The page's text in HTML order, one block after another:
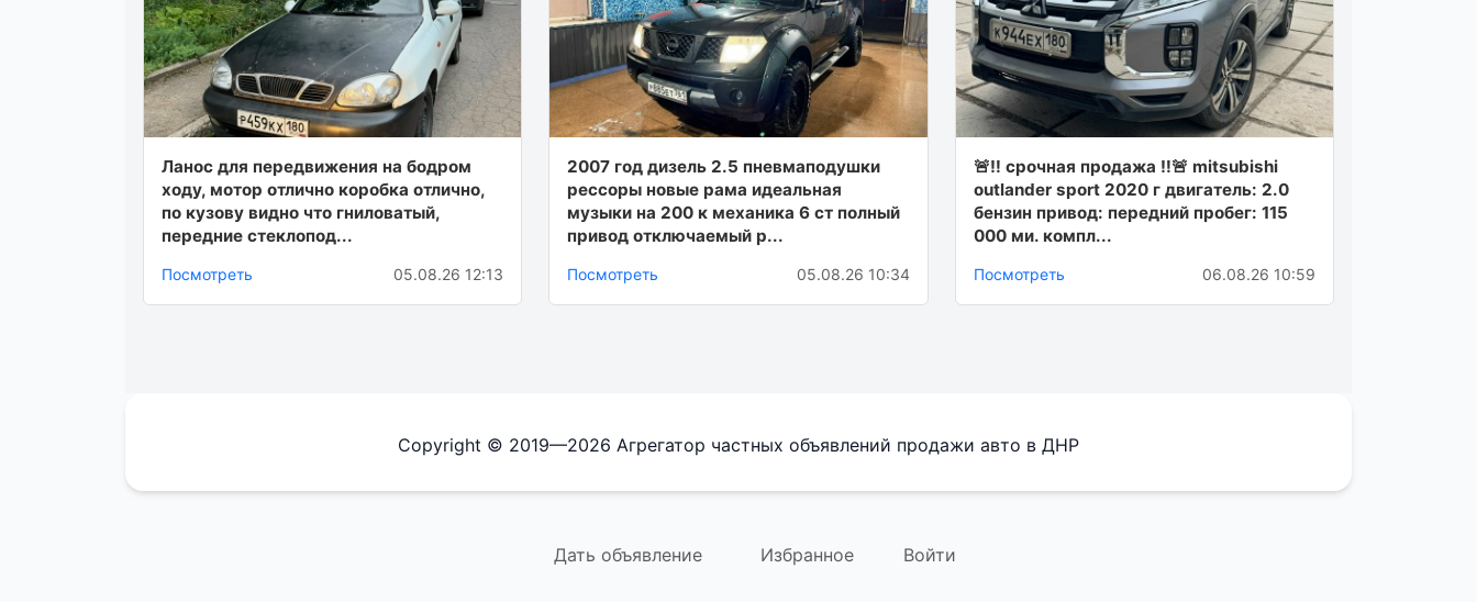
Ланос для передвижения на бодром
ходу, мотор отлично коробка отлично,
по кузову видно что гниловатый,
передние стеклопод...
Посмотреть 05.08.26 12:13
2007 год дизель 2.5 пневмаподушки
рессоры новые рама идеальная
музыки на 200 к механика 6 ст полный
привод отключаемый р...
Посмотреть 05.08.26 10:34
🚨‼ срочная продажа ‼🚨 mitsubishi
outlаndеr sроrt 2020 г двигатeль: 2.0
бензин пpивод: пepедний пpoбeг: 115
000 ми. компл...
Посмотреть 06.08.26 10:59
Copyright © 2019—2026 Агрегатор частных объявлений продажи авто в ДНР
Дать объявление Избранное Войти